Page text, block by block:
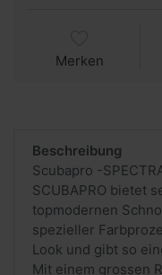
Merken
Beschreibung
Scubapro -
SCUBAPRO bietet
topmodernen
spezieller
Look und gibt so
Mit einem grossen